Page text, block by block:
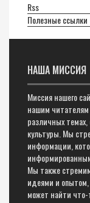
Rss
Полезные ссылки
НАША МИССИЯ
Миссия нашего
нашим
различных
культуры. Мы
информации,
Мы также
идеями и
может найти что-